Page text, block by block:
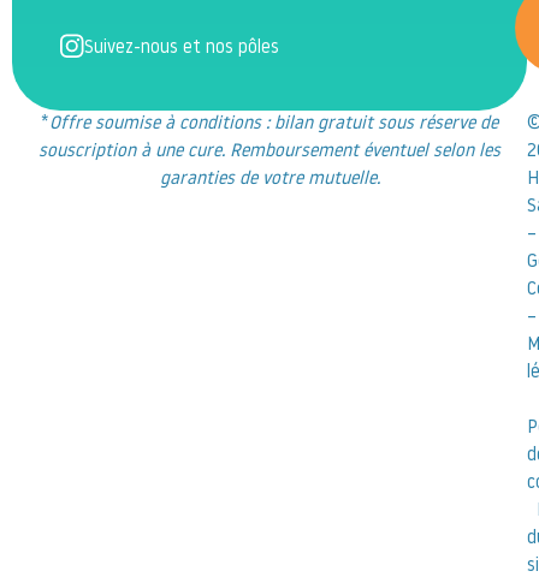
Suivez-nous et nos pôles
*Offre soumise à conditions : bilan gratuit sous réserve de
souscription à une cure. Remboursement éventuel selon les
garanties de votre mutuelle.
–
–